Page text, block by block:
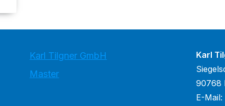
Karl Tilgner GmbH
Master
Karl
90768
E-Mail: